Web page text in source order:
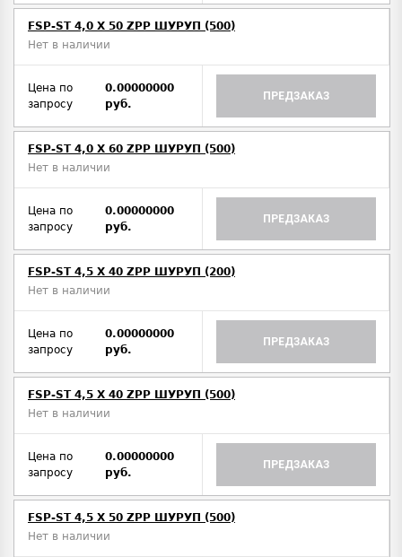
FSP-ST 4,0 X 50 ZPP ШУРУП (500)
Нет в наличии
Цена по
запросу
0.00000000
руб.
ПРЕДЗАКАЗ
FSP-ST 4,0 X 60 ZPP ШУРУП (500)
Нет в наличии
Цена по
запросу
0.00000000
руб.
ПРЕДЗАКАЗ
FSP-ST 4,5 X 40 ZPP ШУРУП (200)
Нет в наличии
Цена по
запросу
0.00000000
руб.
ПРЕДЗАКАЗ
FSP-ST 4,5 X 40 ZPP ШУРУП (500)
Нет в наличии
Цена по
запросу
0.00000000
руб.
ПРЕДЗАКАЗ
FSP-ST 4,5 X 50 ZPP ШУРУП (500)
Нет в наличии